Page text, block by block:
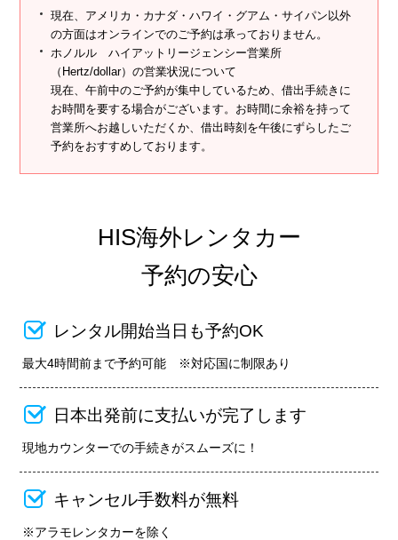
現在、アメリカ・カナダ・ハワイ・グアム・サイパン以外
の方面はオンラインでのご予約は承っておりません。
ホノルル ハイアットリージェンシー営業所
（Hertz/dollar）の営業状況について
現在、午前中のご予約が集中しているため、借出手続きに
お時間を要する場合がございます。お時間に余裕を持って
営業所へお越しいただくか、借出時刻を午後にずらしたご
予約をおすすめしております。
HIS海外レンタカー
予約の安心
レンタル開始当日も予約OK
最大4時間前まで予約可能 ※対応国に制限あり
日本出発前に支払いが完了します
現地カウンターでの手続きがスムーズに！
キャンセル手数料が無料
※アラモレンタカーを除く